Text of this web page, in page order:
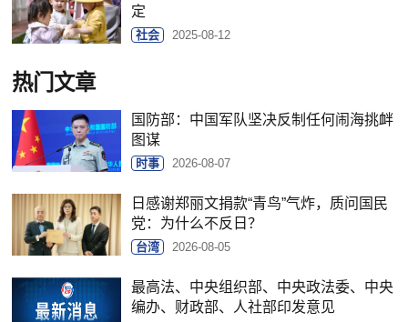
定
社会 2025-08-12
热门文章
国防部：中国军队坚决反制任何闹海挑衅
图谋
时事 2026-08-07
日感谢郑丽文捐款“青鸟”气炸，质问国民
党：为什么不反日？
台湾 2026-08-05
最高法、中央组织部、中央政法委、中央
编办、财政部、人社部印发意见